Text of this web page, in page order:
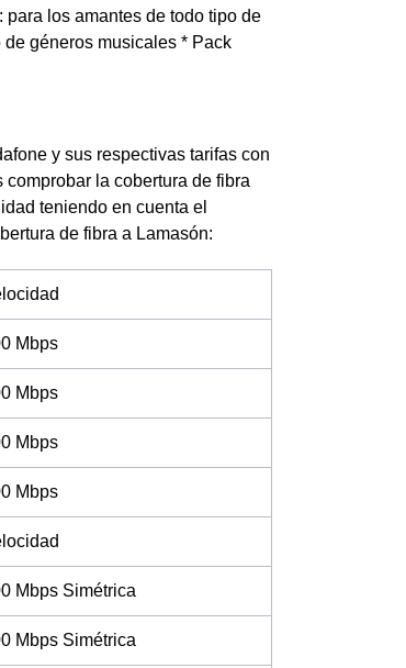
los amantes de todo tipo de
géneros musicales * Pack
y sus respectivas tarifas con
la cobertura de fibra
teniendo en cuenta el
de fibra a Lamasón:
Mbps
Mbps
Mbps
Mbps
Mbps Simétrica
Mbps Simétrica